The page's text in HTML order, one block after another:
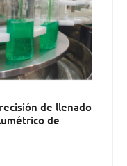
de llenado
de